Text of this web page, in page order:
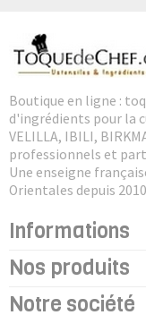
Boutique en ligne :
d'ingrédients pour la
VELILLA, IBILI,
professionnels et
Une enseigne
Orientales depuis
Informations
Nos produits
Notre société